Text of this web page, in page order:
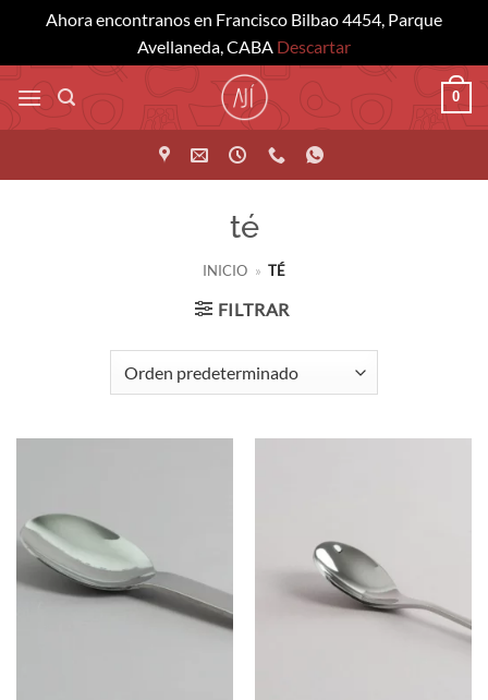
Ahora encontranos en Francisco Bilbao 4454, Parque
Avellaneda, CABA Descartar
Saltar
al
contenido
0
té
INICIO » TÉ
FILTRAR